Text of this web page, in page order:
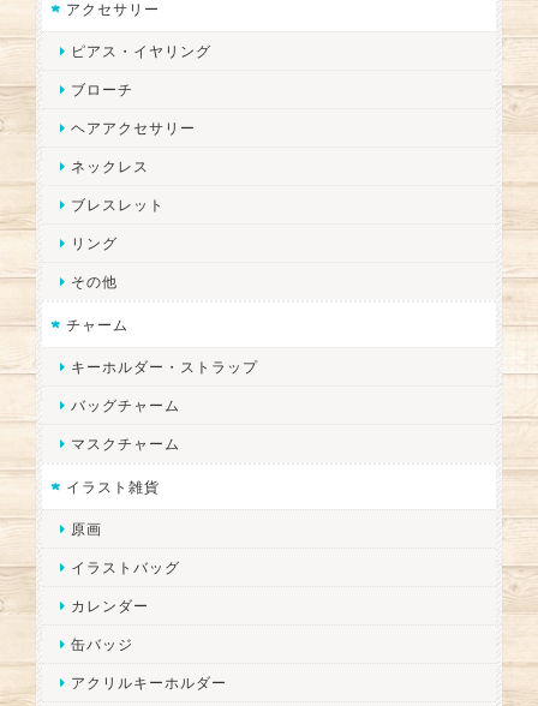
アクセサリー
ピアス・イヤリング
ブローチ
ヘアアクセサリー
ネックレス
ブレスレット
リング
その他
チャーム
キーホルダー・ストラップ
バッグチャーム
マスクチャーム
イラスト雑貨
原画
イラストバッグ
カレンダー
缶バッジ
アクリルキーホルダー